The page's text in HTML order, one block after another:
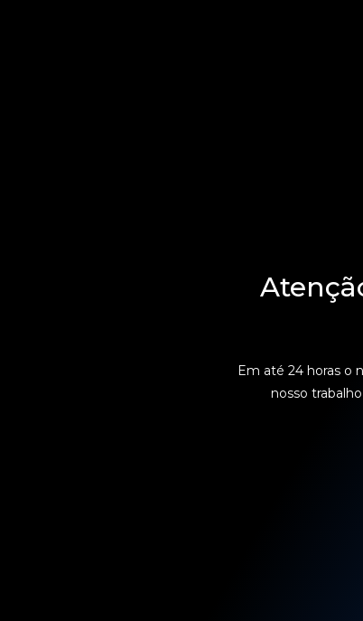
Em até 24 horas o
nosso